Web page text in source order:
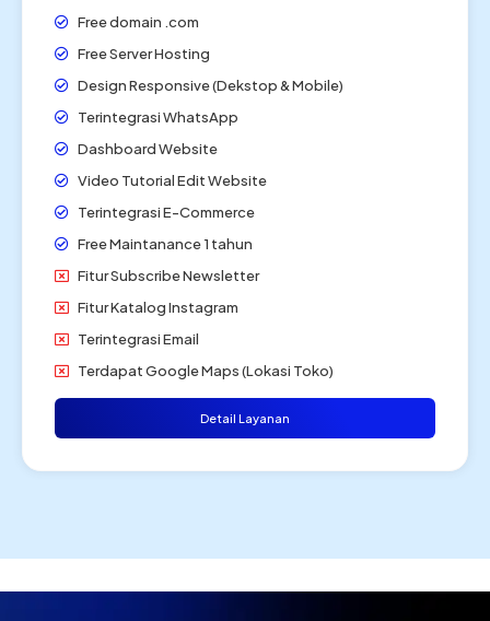
Free domain .com
Free Server Hosting
Design Responsive (Dekstop & Mobile)
Terintegrasi WhatsApp
Dashboard Website
Video Tutorial Edit Website
Terintegrasi E-Commerce
Free Maintanance 1 tahun
Fitur Subscribe Newsletter
Fitur Katalog Instagram
Terintegrasi Email
Terdapat Google Maps (Lokasi Toko)
Detail Layanan